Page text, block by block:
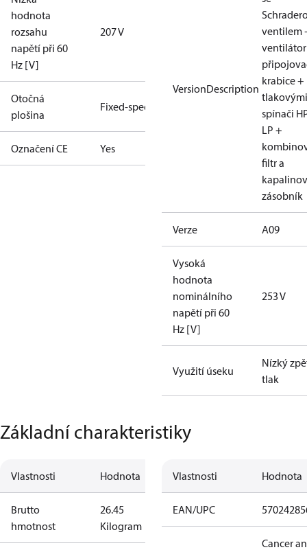
hodnota
rozsahu
napětí při 60
Hz [V]
207 V
Otočná
plošina
Fixed-speed
Označení CE Yes
VersionDescription
ventilem
krabice +
tlakovými
spínači
LP +
filtr a
zásobník
Verze A09
Vysoká
hodnota
nominálního
napětí při 60
Hz [V]
253 V
Využití úseku
Nízký
tlak
Základní charakteristiky
Vlastnosti Hodnota
Brutto
hmotnost
26.45
Kilogram
Vlastnosti Hodnota
EAN/UPC
Cancer